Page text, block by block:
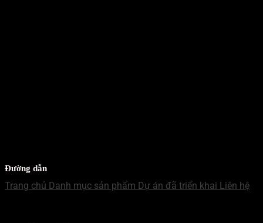
Đường dẫn
Trang chủ Danh mục sản phẩm Dự án đã triển khai Liên hệ